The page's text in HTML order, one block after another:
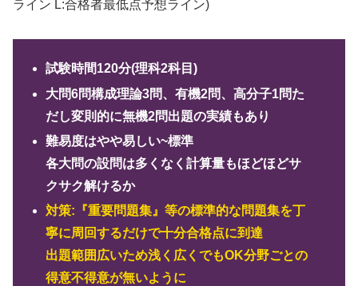
ライン L:合格者最低点予想ライン)
試験時間120分(理科2科目)
大問6問構成理論3問、有機2問、高分子1問た
だし変則的に無機2問出題の実績もあり
難易度はやや易しい~標準
各大問の設問は多くなく計算量もほどほどサ
クサク解けるか
対策:『重要問題集』等の標準的な問題集を丁
寧に周回するだけで十分合格点に到達
出題範囲広いため浅く広くでもOK分野ごとの
得意不得意が無いように